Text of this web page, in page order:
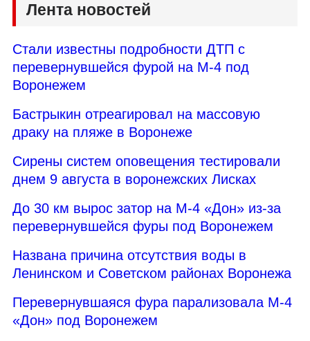
Лента новостей
Стали известны подробности ДТП с
перевернувшейся фурой на М-4 под
Воронежем
Бастрыкин отреагировал на массовую
драку на пляже в Воронеже
Сирены систем оповещения тестировали
днем 9 августа в воронежских Лисках
До 30 км вырос затор на М-4 «Дон» из-за
перевернувшейся фуры под Воронежем
Названа причина отсутствия воды в
Ленинском и Советском районах Воронежа
Перевернувшаяся фура парализовала М-4
«Дон» под Воронежем